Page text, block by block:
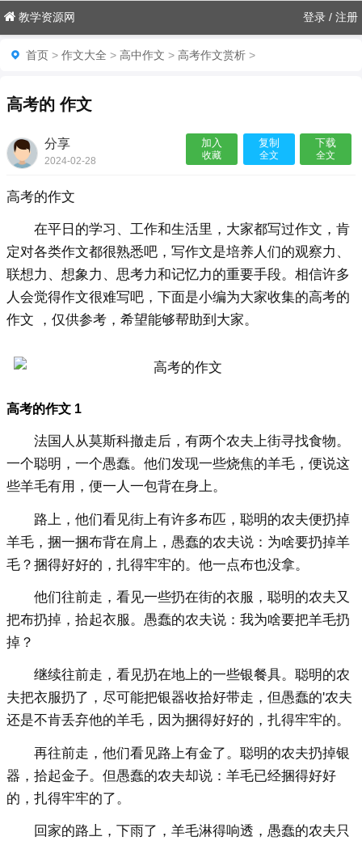
教学资源网 登录 / 注册
首页 > 作文大全 > 高中作文 > 高考作文赏析 >
高考的 作文
分享
2024-02-28
加入
收藏
复制
全文
下载
全文
高考的作文
在平日的学习、工作和生活里，大家都写过作文，肯
定对各类作文都很熟悉吧，写作文是培养人们的观察力、
联想力、想象力、思考力和记忆力的重要手段。相信许多
人会觉得作文很难写吧，下面是小编为大家收集的高考的
作文 ，仅供参考，希望能够帮助到大家。
高考的作文 1
法国人从莫斯科撤走后，有两个农夫上街寻找食物。
一个聪明，一个愚蠢。他们发现一些烧焦的羊毛，便说这
些羊毛有用，便一人一包背在身上。
路上，他们看见街上有许多布匹，聪明的农夫便扔掉
羊毛，捆一捆布背在肩上，愚蠢的农夫说：为啥要扔掉羊
毛？捆得好好的，扎得牢牢的。他一点布也没拿。
他们往前走，看见一些扔在街的衣服，聪明的农夫又
把布扔掉，拾起衣服。愚蠢的农夫说：我为啥要把羊毛扔
掉？
继续往前走，看见扔在地上的一些银餐具。聪明的农
夫把衣服扔了，尽可能把银器收拾好带走，但愚蠢的'农夫
还是不肯丢弃他的羊毛，因为捆得好好的，扎得牢牢的。
再往前走，他们看见路上有金了。聪明的农夫扔掉银
器，拾起金子。但愚蠢的农夫却说：羊毛已经捆得好好
的，扎得牢牢的了。
回家的路上，下雨了，羊毛淋得响透，愚蠢的农夫只